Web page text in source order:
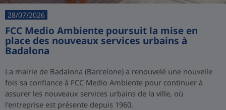
28/07/2026
FCC Medio Ambiente poursuit la mise en
place des nouveaux services urbains à
Badalona
La mairie de Badalona (Barcelone) a renouvelé une nouvelle
fois sa confiance à FCC Medio Ambiente pour continuer à
assurer les nouveaux services urbains de la ville, où
l'entreprise est présente depuis 1960.